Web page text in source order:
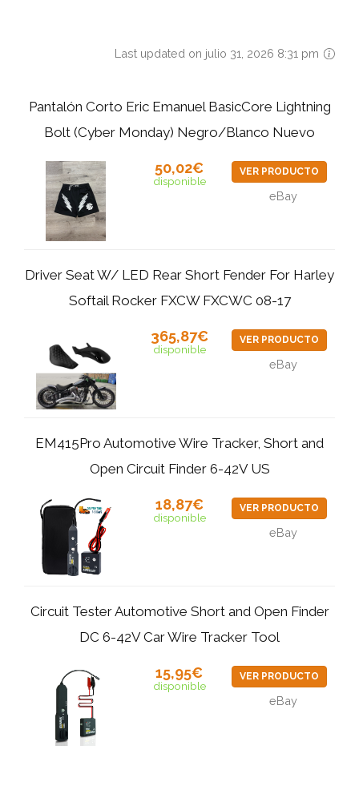
Last updated on julio 31, 2026 8:31 pm
Pantalón Corto Eric Emanuel BasicCore Lightning
Bolt (Cyber Monday) Negro/Blanco Nuevo
50,02€
disponible
VER PRODUCTO
eBay
Driver Seat W/ LED Rear Short Fender For Harley
Softail Rocker FXCW FXCWC 08-17
365,87€
disponible
VER PRODUCTO
eBay
EM415Pro Automotive Wire Tracker, Short and
Open Circuit Finder 6-42V US
18,87€
disponible
VER PRODUCTO
eBay
Circuit Tester Automotive Short and Open Finder
DC 6-42V Car Wire Tracker Tool
15,95€
disponible
VER PRODUCTO
eBay